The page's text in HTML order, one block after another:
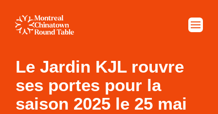
Le Jardin KJL rouvre
ses portes pour la
saison 2025 le 25 mai